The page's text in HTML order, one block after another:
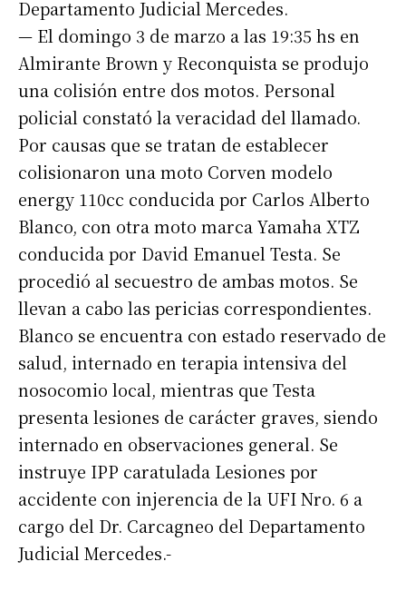
Departamento Judicial Mercedes.
— El domingo 3 de marzo a las 19:35 hs en
Almirante Brown y Reconquista se produjo
una colisión entre dos motos. Personal
policial constató la veracidad del llamado.
Por causas que se tratan de establecer
colisionaron una moto Corven modelo
energy 110cc conducida por Carlos Alberto
Blanco, con otra moto marca Yamaha XTZ
conducida por David Emanuel Testa. Se
procedió al secuestro de ambas motos. Se
llevan a cabo las pericias correspondientes.
Blanco se encuentra con estado reservado de
salud, internado en terapia intensiva del
nosocomio local, mientras que Testa
presenta lesiones de carácter graves, siendo
internado en observaciones general. Se
instruye IPP caratulada Lesiones por
accidente con injerencia de la UFI Nro. 6 a
cargo del Dr. Carcagneo del Departamento
Judicial Mercedes.-